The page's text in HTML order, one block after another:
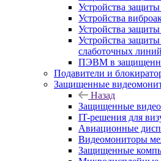
Устройства
Устройства
Устройства
Устройства
слаботочных линий
ПЭВМ в
Подавители и
Защищенные
Назад
Защищенные
IT-решения для
Авиационные
Видеомониторы
Защищенные